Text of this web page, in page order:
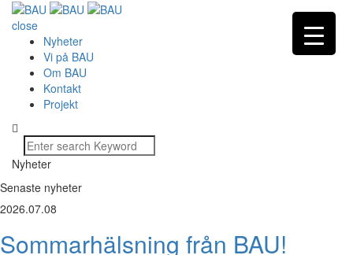
close
Nyheter
Vi på BAU
Om BAU
Kontakt
Projekt
Nyheter
Senaste nyheter
2026.07.08
Sommarhälsning från BAU!